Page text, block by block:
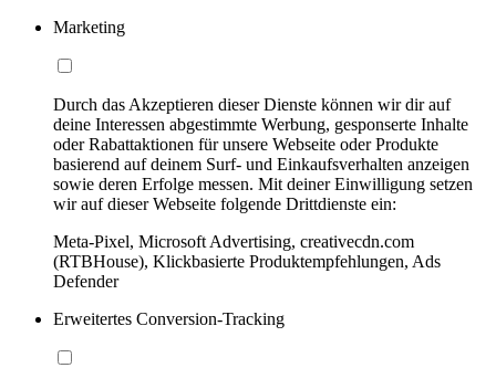
Marketing
Durch das Akzeptieren dieser Dienste können wir dir auf
deine Interessen abgestimmte Werbung, gesponserte Inhalte
oder Rabattaktionen für unsere Webseite oder Produkte
basierend auf deinem Surf- und Einkaufsverhalten anzeigen
sowie deren Erfolge messen. Mit deiner Einwilligung setzen
wir auf dieser Webseite folgende Drittdienste ein:
Meta-Pixel, Microsoft Advertising, creativecdn.com
(RTBHouse), Klickbasierte Produktempfehlungen, Ads
Defender
Erweitertes Conversion-Tracking